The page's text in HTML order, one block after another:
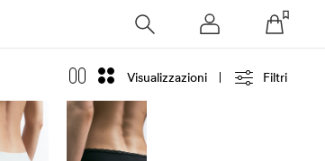
Visualizzazioni Filtri